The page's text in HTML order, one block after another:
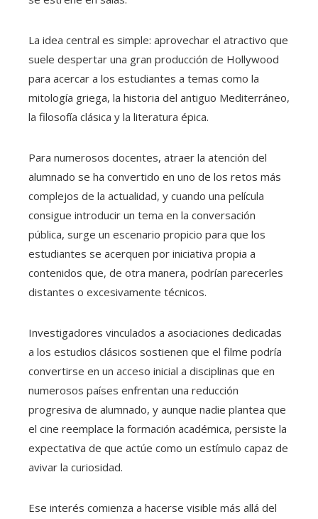
La idea central es simple: aprovechar el atractivo que
suele despertar una gran producción de Hollywood
para acercar a los estudiantes a temas como la
mitología griega, la historia del antiguo Mediterráneo,
la filosofía clásica y la literatura épica.
Para numerosos docentes, atraer la atención del
alumnado se ha convertido en uno de los retos más
complejos de la actualidad, y cuando una película
consigue introducir un tema en la conversación
pública, surge un escenario propicio para que los
estudiantes se acerquen por iniciativa propia a
contenidos que, de otra manera, podrían parecerles
distantes o excesivamente técnicos.
Investigadores vinculados a asociaciones dedicadas
a los estudios clásicos sostienen que el filme podría
convertirse en un acceso inicial a disciplinas que en
numerosos países enfrentan una reducción
progresiva de alumnado, y aunque nadie plantea que
el cine reemplace la formación académica, persiste la
expectativa de que actúe como un estímulo capaz de
avivar la curiosidad.
Ese interés comienza a hacerse visible más allá del